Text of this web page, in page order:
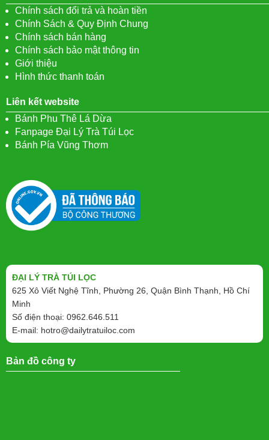
Chính sách đổi trả và hoàn tiền
Chính Sách & Quy Định Chung
Chính sách bán hàng
Chính sách bảo mật thông tin
Giới thiệu
Hình thức thanh toán
Liên kết website
Bánh Phu Thê Lá Dừa
Fanpage Đại Lý Trà Túi Lọc
Bánh Pía Vũng Thơm
ĐẠI LÝ TRÀ TÚI LỌC
625 Xô Viết Nghệ Tĩnh, Phường 26, Quận Bình Thạnh, Hồ Chí
Minh
Số điện thoại: 0962.646.511
E-mail: hotro@dailytratuiloc.com
Bản đồ công ty